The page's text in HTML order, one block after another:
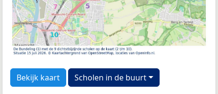
Bekijk kaart Scholen in de buurt